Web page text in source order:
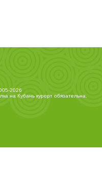
2026
на Кубань курортобязательна.